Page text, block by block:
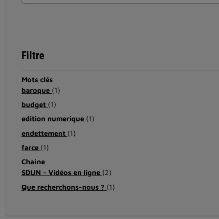
Filtre
Mots clés
baroque (1)
budget (1)
edition numerique (1)
endettement (1)
farce (1)
Chaîne
SDUN - Vidéos en ligne (2)
Que recherchons-nous ? (1)